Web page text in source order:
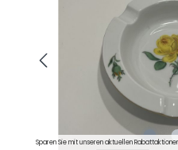
Sparen Sie mit unseren aktuellen